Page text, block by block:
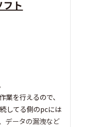
ト
を行えるので、
してる側のpcには
データの漏洩など